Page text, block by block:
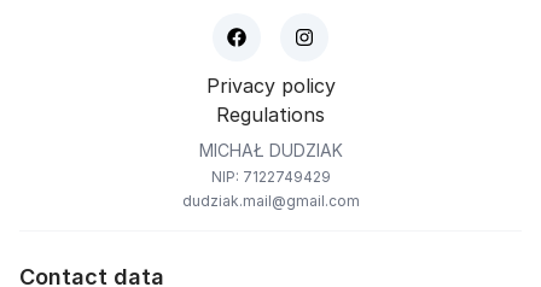
Privacy policy
Regulations
MICHAŁ DUDZIAK
NIP: 7122749429
dudziak.mail@gmail.com
Contact data